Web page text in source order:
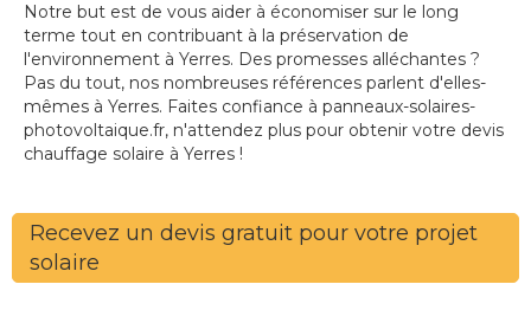
Notre but est de vous aider à économiser sur le long
terme tout en contribuant à la préservation de
l'environnement à Yerres. Des promesses alléchantes ?
Pas du tout, nos nombreuses références parlent d'elles-
mêmes à Yerres. Faites confiance à panneaux-solaires-
photovoltaique.fr, n'attendez plus pour obtenir votre devis
chauffage solaire à Yerres !
Recevez un devis gratuit pour votre projet
solaire